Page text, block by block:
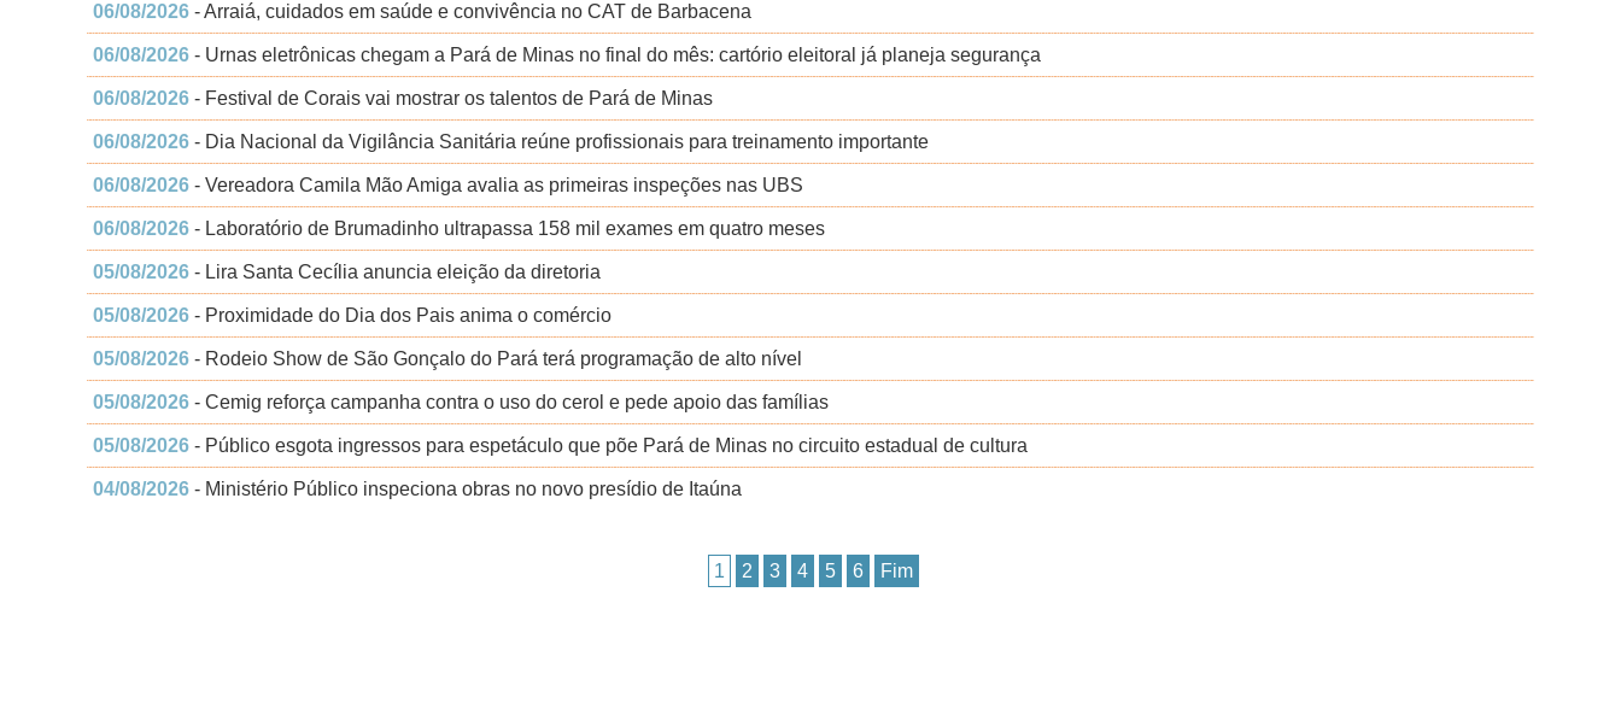
06/08/2026 - Arraiá, cuidados em saúde e convivência no CAT de Barbacena
06/08/2026 - Urnas eletrônicas chegam a Pará de Minas no final do mês: cartório eleitoral já planeja segurança
06/08/2026 - Festival de Corais vai mostrar os talentos de Pará de Minas
06/08/2026 - Dia Nacional da Vigilância Sanitária reúne profissionais para treinamento importante
06/08/2026 - Vereadora Camila Mão Amiga avalia as primeiras inspeções nas UBS
06/08/2026 - Laboratório de Brumadinho ultrapassa 158 mil exames em quatro meses
05/08/2026 - Lira Santa Cecília anuncia eleição da diretoria
05/08/2026 - Proximidade do Dia dos Pais anima o comércio
05/08/2026 - Rodeio Show de São Gonçalo do Pará terá programação de alto nível
05/08/2026 - Cemig reforça campanha contra o uso do cerol e pede apoio das famílias
05/08/2026 - Público esgota ingressos para espetáculo que põe Pará de Minas no circuito estadual de cultura
04/08/2026 - Ministério Público inspeciona obras no novo presídio de Itaúna
1 2 3 4 5 6 Fim